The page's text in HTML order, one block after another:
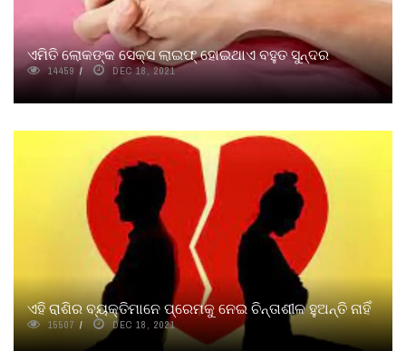
ଏମିତି ଲୋକଙ୍କ ସେକ୍ସ ଲାଇଫ୍ ହୋଇଥାଏ ବହୁତ ସୁନ୍ଦର
14459 DEC 18, 2021
ଏହି ରାଶିର ବ୍ୟକ୍ତିମାନେ ପ୍ରେମକୁ ନେଇ ଚିନ୍ତାଶୀଳ ହୁଅନ୍ତି ନାହିଁ
15507 DEC 18, 2021